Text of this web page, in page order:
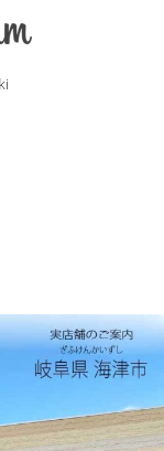
ぎの湯飲み再入
た♪ころころぱす
ート